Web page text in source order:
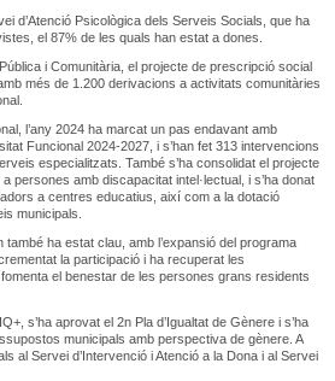
d’Atenció Psicològica dels Serveis Socials, que ha
el 87% de les quals han estat a dones.
Pública i Comunitària, el projecte de prescripció social
més de 1.200 derivacions a activitats comunitàries
l’any 2024 ha marcat un pas endavant amb
Funcional 2024-2027, i s’han fet 313 intervencions
especialitzats. També s’ha consolidat el projecte
persones amb discapacitat intel·lectual, i s’ha donat
a centres educatius, així com a la dotació
municipals.
també ha estat clau, amb l’expansió del programa
la participació i ha recuperat les
el benestar de les persones grans residents
s’ha aprovat el 2n Pla d’Igualtat de Gènere i s’ha
municipals amb perspectiva de gènere. A
al Servei d’Intervenció i Atenció a la Dona i al Servei